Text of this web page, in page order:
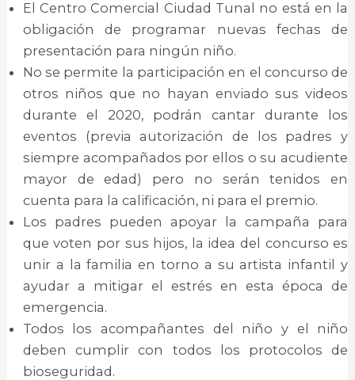
El Centro Comercial Ciudad Tunal no está en la
obligación de programar nuevas fechas de
presentación para ningún niño.
No se permite la participación en el concurso de
otros niños que no hayan enviado sus videos
durante el 2020, podrán cantar durante los
eventos (previa autorización de los padres y
siempre acompañados por ellos o su acudiente
mayor de edad) pero no serán tenidos en
cuenta para la calificación, ni para el premio.
Los padres pueden apoyar la campaña para
que voten por sus hijos, la idea del concurso es
unir a la familia en torno a su artista infantil y
ayudar a mitigar el estrés en esta época de
emergencia.
Todos los acompañantes del niño y el niño
deben cumplir con todos los protocolos de
bioseguridad.